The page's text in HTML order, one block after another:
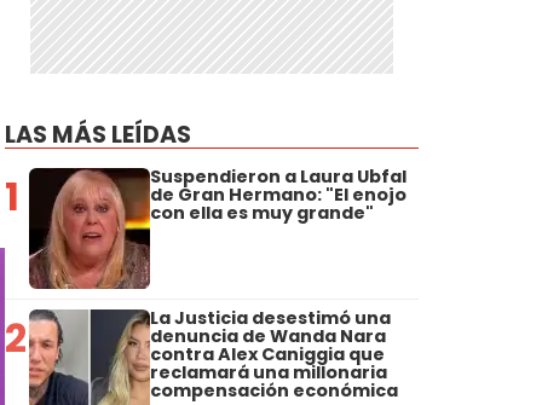
LAS MÁS LEÍDAS
1 Suspendieron a Laura Ubfal
de Gran Hermano: "El enojo
con ella es muy grande"
2 La Justicia desestimó una
denuncia de Wanda Nara
contra Alex Caniggia que
reclamará una millonaria
compensación económica